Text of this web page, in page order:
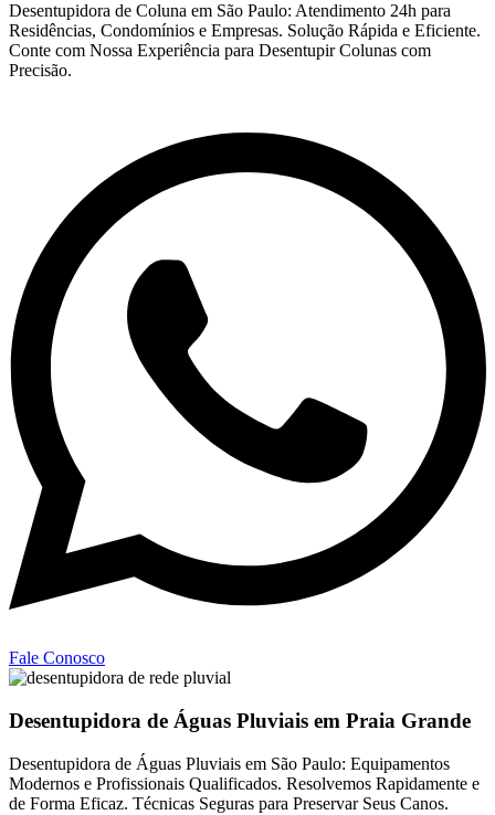
Desentupidora de Coluna em São Paulo: Atendimento 24h para
Residências, Condomínios e Empresas. Solução Rápida e Eficiente.
Conte com Nossa Experiência para Desentupir Colunas com
Precisão.
Fale Conosco
Desentupidora de Águas Pluviais em Praia Grande
Desentupidora de Águas Pluviais em São Paulo: Equipamentos
Modernos e Profissionais Qualificados. Resolvemos Rapidamente e
de Forma Eficaz. Técnicas Seguras para Preservar Seus Canos.